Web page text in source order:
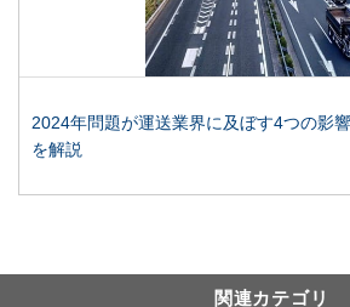
2024年問題が運送業界に及ぼす4つの影
を解説
関連カテゴリ